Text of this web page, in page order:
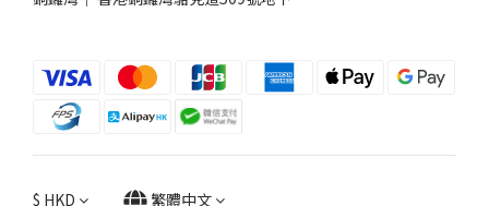
$ HKD 繁體中文